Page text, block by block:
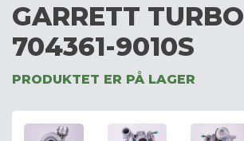
GARRETT
704361-9010S
PRODUKTET ER PÅ LAGER